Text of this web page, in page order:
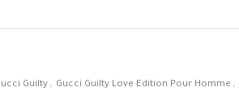
Guilty , Gucci Guilty Love Edition Pour Homme ,